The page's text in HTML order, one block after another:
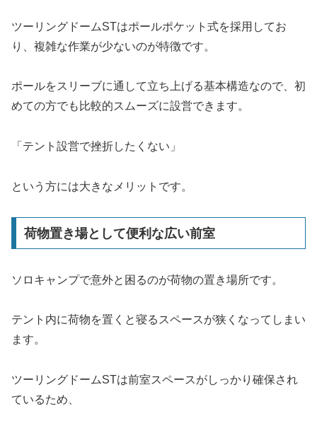
ツーリングドームSTはポールポケット式を採用してお
り、複雑な作業が少ないのが特徴です。
ポールをスリーブに通して立ち上げる基本構造なので、初
めての方でも比較的スムーズに設営できます。
「テント設営で挫折したくない」
という方には大きなメリットです。
荷物置き場として便利な広い前室
ソロキャンプで意外と困るのが荷物の置き場所です。
テント内に荷物を置くと寝るスペースが狭くなってしまい
ます。
ツーリングドームSTは前室スペースがしっかり確保され
ているため、